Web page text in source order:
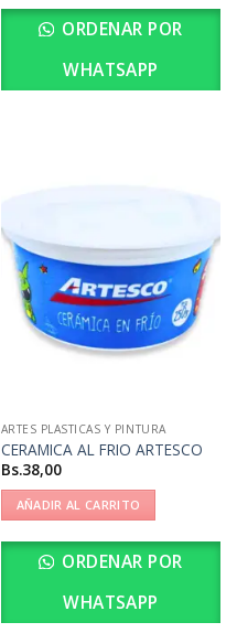
ORDENAR POR
WHATSAPP
ARTES PLASTICAS Y PINTURA
CERAMICA AL FRIO ARTESCO
Bs.38,00
AÑADIR AL CARRITO
ORDENAR POR
WHATSAPP